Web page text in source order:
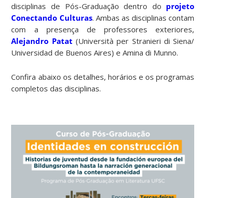
disciplinas de Pós-Graduação dentro do projeto
Conectando Culturas. Ambas as disciplinas contam
com a presença de professores exteriores,
Alejandro Patat (Università per Stranieri di Siena/
Universidad de Buenos Aires) e Amina di Munno.
Confira abaixo os detalhes, horários e os programas
completos das disciplinas.